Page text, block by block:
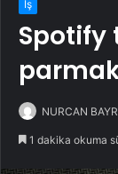
İş
Spotify
NURCAN
1 dakika okuma